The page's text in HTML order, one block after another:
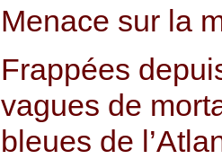
Menace sur la
Frappées
vagues de
bleues de